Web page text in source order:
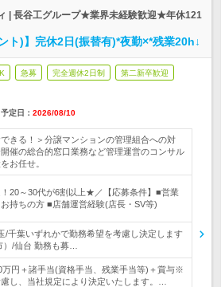
| 長谷工グループ★業界未経験歓迎★年休121
ト)】完休2日(振替有)*夜勤×*残業20h↓
急募 完全週休2日制 第二新卒歓迎
定日： 2026/08/10
きる！＞分譲マンションの管理組合への対
催の総合的窓口業務など管理運営のコンサル
お任せ。
20～30代が6割以上★／【応募条件】■営業
持ちの方 ■店舗運営経験(店長・SV等)
/千葉いずれかで勤務希望を考慮し決定します
）/仙台 勤務も募…
万円＋諸手当(資格手当、残業手当等)＋賞与※
し、当社規定により決定いたします。…